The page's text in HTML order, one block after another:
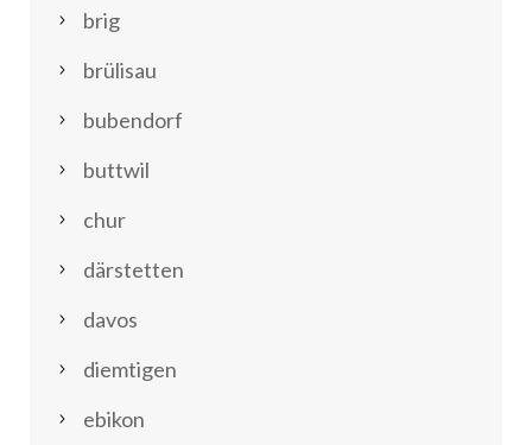
brig
brülisau
bubendorf
buttwil
chur
därstetten
davos
diemtigen
ebikon